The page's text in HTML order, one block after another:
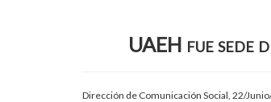
UAEH fue sede
Dirección de Comunicación Social, 22/